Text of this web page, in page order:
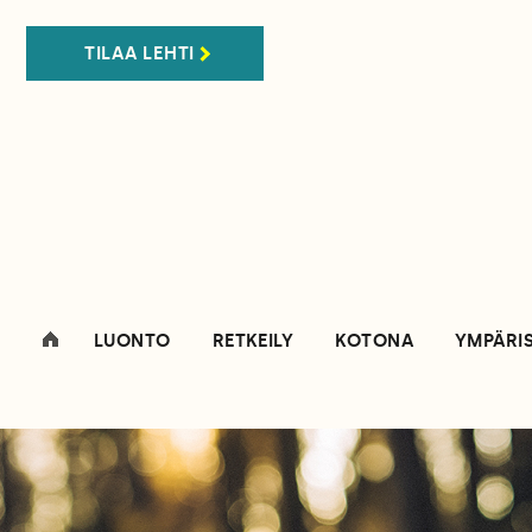
TILAA LEHTI
LUONTO RETKEILY KOTONA